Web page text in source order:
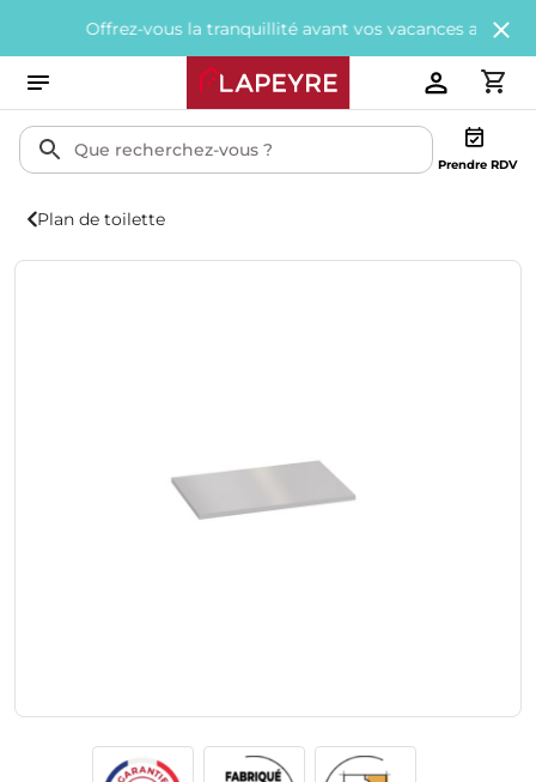
Offrez-vous la tranquillité avant vos vacances avec200€
Prendre RDV
Plan de toilette